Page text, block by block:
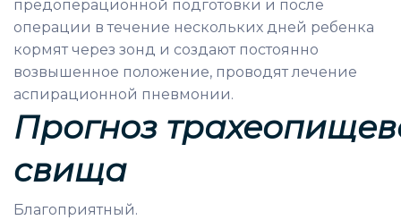
предоперационной подготовки и после
операции в течение нескольких дней ребенка
кормят через зонд и создают постоянно
возвышенное положение, проводят лечение
аспирационной пневмонии.
Прогноз
свища
Благоприятный.